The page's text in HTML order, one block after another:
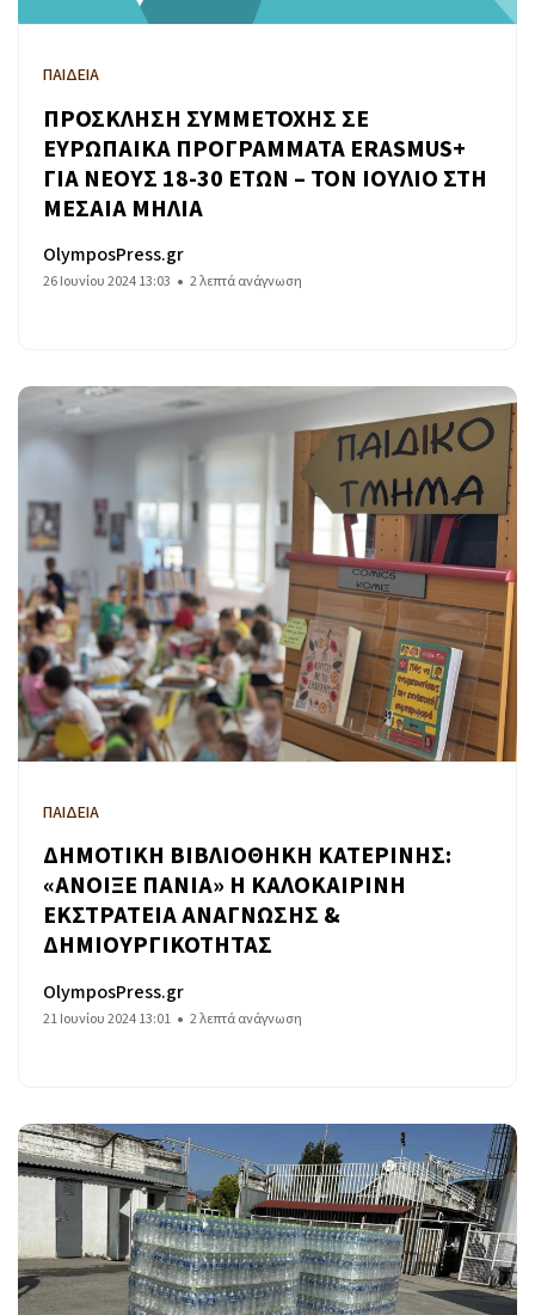
ΠΑΙΔΕΙΑ
ΠΡΟΣΚΛΗΣΗ ΣΥΜΜΕΤΟΧΗΣ ΣΕ
ΕΥΡΩΠΑΙΚΑ ΠΡΟΓΡΑΜΜΑΤΑ ERASMUS+
ΓΙΑ ΝΕΟΥΣ 18-30 ΕΤΩΝ – ΤΟΝ ΙΟΥΛΙΟ ΣΤΗ
ΜΕΣΑΙΑ ΜΗΛΙΑ
OlymposPress.gr
26 Ιουνίου 2024 13:03 2 λεπτά ανάγνωση
ΠΑΙΔΕΙΑ
ΔΗΜΟΤΙΚΗ ΒΙΒΛΙΟΘΗΚΗ ΚΑΤΕΡΙΝΗΣ:
«ΑΝΟΙΞΕ ΠΑΝΙΑ» Η ΚΑΛΟΚΑΙΡΙΝΗ
ΕΚΣΤΡΑΤΕΙΑ ΑΝΑΓΝΩΣΗΣ &
ΔΗΜΙΟΥΡΓΙΚΟΤΗΤΑΣ
OlymposPress.gr
21 Ιουνίου 2024 13:01 2 λεπτά ανάγνωση